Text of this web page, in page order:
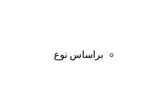
براساس نوع